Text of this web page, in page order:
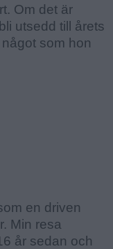
Om det är
utsedd till årets
som hon
en driven
Min resa
år sedan och